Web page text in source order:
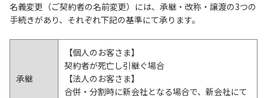
工事・故障情報
お問い合わせ
名義変更（ご契約者の名前変更）には、承継・改称・譲渡の3つの
手続きがあり、それぞれ下記の基準にて承ります。
承継
【個人のお客さま】
契約者が死亡し引継ぐ場合
【法人のお客さま】
合併・分割時に新会社となる場合で、新会社にて